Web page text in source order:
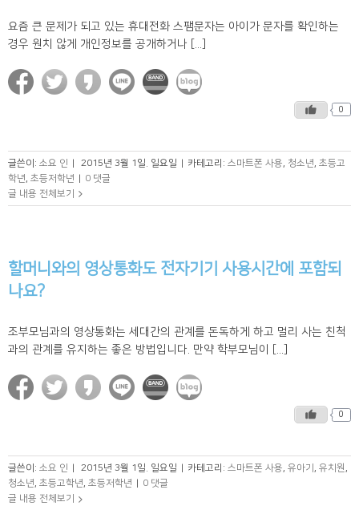
요즘 큰 문제가 되고 있는 휴대전화 스팸문자는 아이가 문자를 확인하는
경우 원치 않게 개인정보를 공개하거나 [...]
0
글쓴이: 소요 인 | 2015년 3월 1일. 일요일 | 카테고리: 스마트폰 사용, 청소년, 초등고
학년, 초등저학년 | 0 댓글
글 내용 전체보기
할머니와의 영상통화도 전자기기 사용시간에 포함되
나요?
조부모님과의 영상통화는 세대간의 관계를 돈독하게 하고 멀리 사는 친척
과의 관계를 유지하는 좋은 방법입니다. 만약 학부모님이 [...]
0
글쓴이: 소요 인 2015년 3월 1일. 일요일 카테고리: 스마트폰 사용, 유아기 , 유치원 ,
청소년, 초등고학년, 초등저학년
0 댓글
글 내용 전체보기